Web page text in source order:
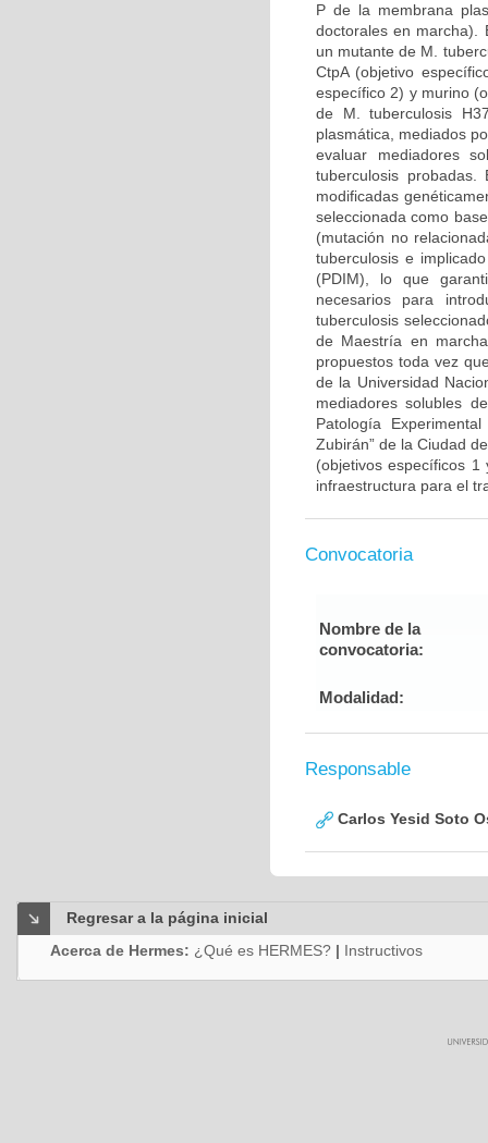
P de la membrana
doctorales en marcha).
un mutante de M.
CtpA (objetivo
específico 2) y murino
de M. tuberculosis
plasmática, mediados
evaluar mediadores
tuberculosis
modificadas
seleccionada como
(mutación no
tuberculosis e
(PDIM), lo que
necesarios para
tuberculosis
de Maestría en
propuestos toda vez
de la Universidad
mediadores solubles
Patología
Zubirán” de la Ciudad
(objetivos específicos
infraestructura para el
Convocatoria
Nombre de la
convocatoria:
Modalidad:
Responsable
Carlos Yesid Soto
Regresar a la página inicial
Acerca de Hermes: ¿Qué es HERMES? | Instructivos